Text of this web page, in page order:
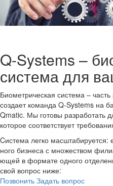
Q-​Systems –
си­сте­ма для
Био­мет­ри­че­ская си­сте­ма –
со­зда­ет ко­ман­да Q-​Systems на
Qmatic. Мы го­то­вы раз­ра­бо­тать
ко­то­рое со­от­вет­ству­ет
Cистема легко
но­го биз­не­са с мно­же­ством
ю­щей в фор­ма­те од­но­го
свой во­прос ниже:
По­зво­нить За­дать во­прос